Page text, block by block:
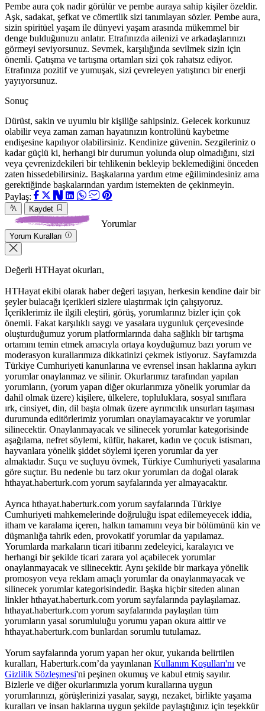
Pembe aura çok nadir görülür ve pembe auraya sahip kişiler özeldir.
Aşk, sadakat, şefkat ve cömertlik sizi tanımlayan sözler. Pembe aura,
sizin spiritüel yaşam ile dünyevi yaşam arasında mükemmel bir
denge bulduğunuzu anlatır. Etrafınızda ailenizi ve arkadaşlarınızı
görmeyi seviyorsunuz. Sevmek, karşılığında sevilmek sizin için
önemli. Çatışma ve tartışma ortamları sizi çok rahatsız ediyor.
Etrafınıza pozitif ve yumuşak, sizi çevreleyen yatıştırıcı bir enerji
yayıyorsunuz.
Sonuç
Dürüst, sakin ve uyumlu bir kişiliğe sahipsiniz. Gelecek korkunuz
olabilir veya zaman zaman hayatınızın kontrolünü kaybetme
endişesine kapılıyor olabilirsiniz. Kendinize güvenin. Sezgileriniz o
kadar güçlü ki, herhangi bir durumun yolunda olup olmadığını, sizi
veya çevrenizdekileri bir tehlikenin bekleyip beklemediğini önceden
zaten hissedebilirsiniz. Başkalarına yardım etme eğilimindesiniz ama
gerektiğinde başkalarından yardım istemekten de çekinmeyin.
Paylaş:
Kaydet
Yorumlar
Yorum Kuralları
Değerli HTHayat okurları,
HTHayat ekibi olarak haber değeri taşıyan, herkesin kendine dair bir
şeyler bulacağı içerikleri sizlere ulaştırmak için çalışıyoruz.
İçeriklerimiz ile ilgili eleştiri, görüş, yorumlarınız bizler için çok
önemli. Fakat karşılıklı saygı ve yasalara uygunluk çerçevesinde
oluşturduğumuz yorum platformlarında daha sağlıklı bir tartışma
ortamını temin etmek amacıyla ortaya koyduğumuz bazı yorum ve
moderasyon kurallarımıza dikkatinizi çekmek istiyoruz. Sayfamızda
Türkiye Cumhuriyeti kanunlarına ve evrensel insan haklarına aykırı
yorumlar onaylanmaz ve silinir. Okurlarımız tarafından yapılan
yorumların, (yorum yapan diğer okurlarımıza yönelik yorumlar da
dahil olmak üzere) kişilere, ülkelere, topluluklara, sosyal sınıflara
ırk, cinsiyet, din, dil başta olmak üzere ayrımcılık unsurları taşıması
durumunda editörlerimiz yorumları onaylamayacaktır ve yorumlar
silinecektir. Onaylanmayacak ve silinecek yorumlar kategorisinde
aşağılama, nefret söylemi, küfür, hakaret, kadın ve çocuk istismarı,
hayvanlara yönelik şiddet söylemi içeren yorumlar da yer
almaktadır. Suçu ve suçluyu övmek, Türkiye Cumhuriyeti yasalarına
göre suçtur. Bu nedenle bu tarz okur yorumları da doğal olarak
hthayat.haberturk.com yorum sayfalarında yer almayacaktır.
Ayrıca hthayat.haberturk.com yorum sayfalarında Türkiye
Cumhuriyeti mahkemelerinde doğruluğu ispat edilemeyecek iddia,
itham ve karalama içeren, halkın tamamını veya bir bölümünü kin ve
düşmanlığa tahrik eden, provokatif yorumlar da yapılamaz.
Yorumlarda markaların ticari itibarını zedeleyici, karalayıcı ve
herhangi bir şekilde ticari zarara yol açabilecek yorumlar
onaylanmayacak ve silinecektir. Aynı şekilde bir markaya yönelik
promosyon veya reklam amaçlı yorumlar da onaylanmayacak ve
silinecek yorumlar kategorisindedir. Başka hiçbir siteden alınan
linkler hthayat.haberturk.com yorum sayfalarında paylaşılamaz.
hthayat.haberturk.com yorum sayfalarında paylaşılan tüm
yorumların yasal sorumluluğu yorumu yapan okura aittir ve
hthayat.haberturk.com bunlardan sorumlu tutulamaz.
Yorum sayfalarında yorum yapan her okur, yukarıda belirtilen
kuralları, Haberturk.com’da yayınlanan Kullanım Koşulları'nı ve
Gizlilik Sözleşmesi'ni peşinen okumuş ve kabul etmiş sayılır.
Bizlerle ve diğer okurlarımızla yorum kurallarına uygun
yorumlarınızı, görüşlerinizi yasalar, saygı, nezaket, birlikte yaşama
kuralları ve insan haklarına uygun şekilde paylaştığınız için teşekkür